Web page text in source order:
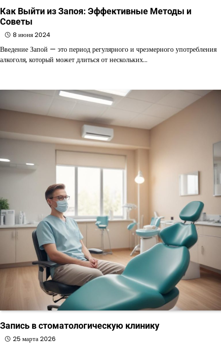
Как Выйти из Запоя: Эффективные Методы и
Советы
8 июня 2024
Введение Запой — это период регулярного и чрезмерного употребления
алкоголя, который может длиться от нескольких…
Запись в стоматологическую клинику
25 марта 2026